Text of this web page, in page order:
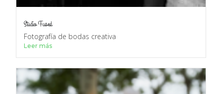
Studio Fused
Fotografía de bodas creativa
Leer más